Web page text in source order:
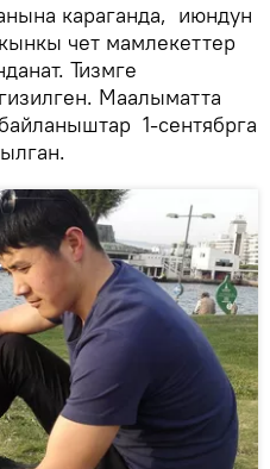
караганда, июндун
чет мамлекеттер
Тизмге
Маалыматта
1-сентябрга